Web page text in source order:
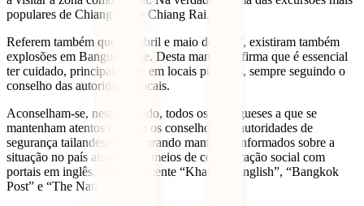
populares de Chiang Mai e Chiang Rai.
Referem também que em abril e maio de 2017, existiram também
explosões em Banguecoque. Desta maneira, afirma que é essencial
ter cuidado, principalmente em locais públicos, sempre seguindo o
conselho das autoridades locais.
Aconselham-se, nesse sentido, todos os portugueses a que se
mantenham atentos e sigam os conselhos das autoridades de
segurança tailandesas, procurando manter-se informados sobre a
situação no país através dos meios de comunicação social com
portais em inglês, nomeadamente “Khaosod English”, “Bangkok
Post” e “The Nation”.